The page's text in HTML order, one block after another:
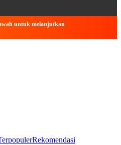
untuk melanjutkan
Rekomendasi